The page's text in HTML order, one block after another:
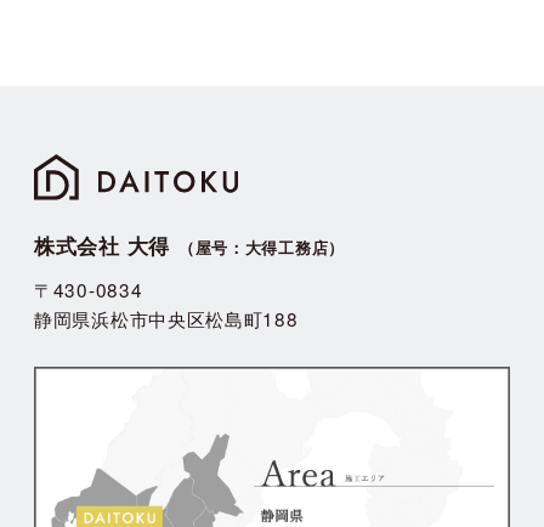
株式会社 大得 （屋号：大得工務店）
〒430-0834
静岡県浜松市中央区松島町188